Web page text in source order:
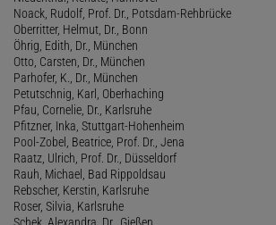
Noack, Rudolf, Prof. Dr., Potsdam-Rehbrücke
Oberritter, Helmut, Dr., Bonn
Öhrig, Edith, Dr., München
Otto, Carsten, Dr., München
Parhofer, K., Dr., München
Petutschnig, Karl, Oberhaching
Pfau, Cornelie, Dr., Karlsruhe
Pfitzner, Inka, Stuttgart-Hohenheim
Pool-Zobel, Beatrice, Prof. Dr., Jena
Raatz, Ulrich, Prof. Dr., Düsseldorf
Rauh, Michael, Bad Rippoldsau
Rebscher, Kerstin, Karlsruhe
Roser, Silvia, Karlsruhe
Schek, Alexandra, Dr., Gießen